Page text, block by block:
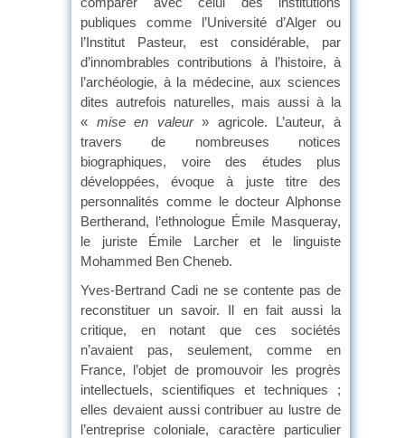
publiques comme l’Université d’Alger ou
l’Institut Pasteur, est considérable, par
d’innombrables contributions à l’histoire, à
l’archéologie, à la médecine, aux sciences
dites autrefois naturelles, mais aussi à la
« mise en valeur» agricole. L’auteur, à
travers de nombreuses notices
biographiques, voire des études plus
développées, évoque à juste titre des
personnalités comme le docteur Alphonse
Bertherand, l’ethnologue Émile Masqueray,
le juriste Émile Larcher et le linguiste
Mohammed Ben Cheneb.
Yves-Bertrand Cadi ne se contente pas de
reconstituer un savoir. Il en fait aussi la
critique, en notant que ces sociétés
n’avaient pas, seulement, comme en
France, l’objet de promouvoir les progrès
intellectuels, scientifiques et techniques ;
elles devaient aussi contribuer au lustre de
l’entreprise coloniale, caractère particulier